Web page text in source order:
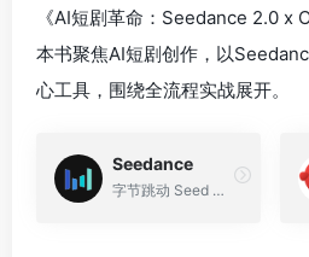
《AI短剧革命：Seedance 2.0 x
本书聚焦AI短剧创作，以
心工具，围绕全流程实战展开。
Seedance
字节跳动 Seed 团队自研的多模态 AI 视频生成大模型